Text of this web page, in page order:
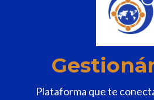
Plataforma que te